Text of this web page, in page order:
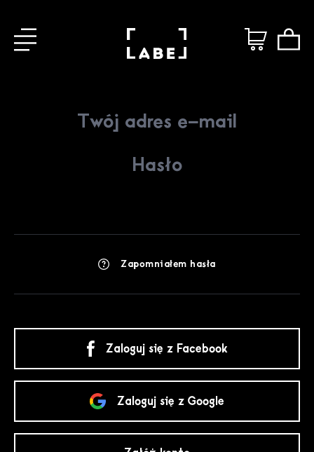
Zapomniałem hasła
Zaloguj się z Facebook
Zaloguj się z Google